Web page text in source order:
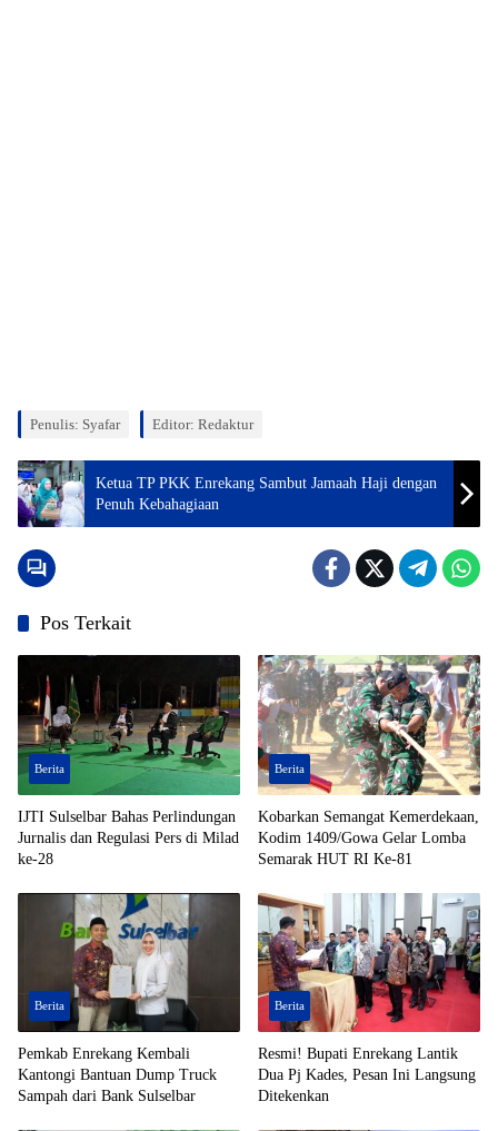
Penulis: Syafar Editor: Redaktur
Ketua TP PKK Enrekang Sambut Jamaah Haji dengan
Penuh Kebahagiaan
Pos Terkait
Berita
IJTI Sulselbar Bahas Perlindungan
Jurnalis dan Regulasi Pers di Milad
ke-28
Berita
Kobarkan Semangat Kemerdekaan,
Kodim 1409/Gowa Gelar Lomba
Semarak HUT RI Ke-81
Berita
Pemkab Enrekang Kembali
Kantongi Bantuan Dump Truck
Sampah dari Bank Sulselbar
Berita
Resmi! Bupati Enrekang Lantik
Dua Pj Kades, Pesan Ini Langsung
Ditekenkan